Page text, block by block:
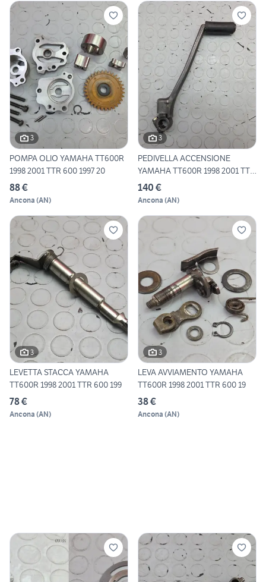
3
POMPA OLIO YAMAHA TT600R
1998 2001 TTR 600 1997 20
88 €
Ancona (AN)
3
PEDIVELLA ACCENSIONE
YAMAHA TT600R 1998 2001 TTR
6
140 €
Ancona (AN)
3
LEVETTA STACCA YAMAHA
TT600R 1998 2001 TTR 600 199
78 €
Ancona (AN)
3
LEVA AVVIAMENTO YAMAHA
TT600R 1998 2001 TTR 600 19
38 €
Ancona (AN)